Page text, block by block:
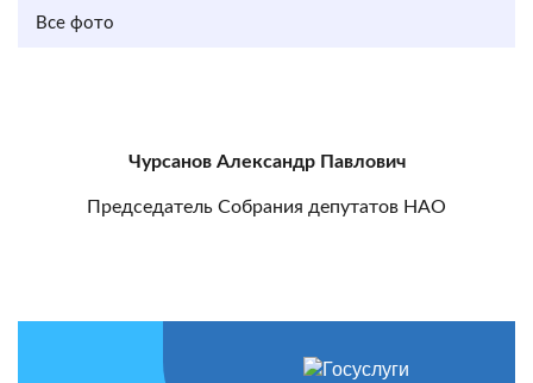
Все фото
Чурсанов Александр Павлович
Председатель Собрания депутатов НАО